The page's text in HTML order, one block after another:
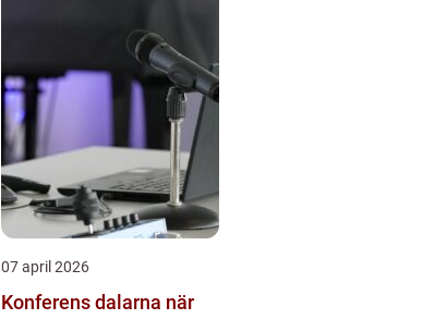
07 april 2026
Konferens dalarna när